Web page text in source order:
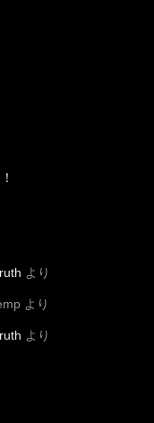
より
より
より